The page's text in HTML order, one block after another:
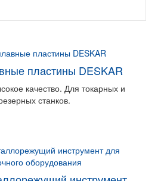
пластины DESKAR
качество. Для токарных и
станков.